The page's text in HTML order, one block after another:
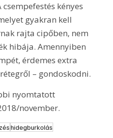
kényes
gyakran kell
rajta cipőben, nem
hibája. Amennyiben
érdemes extra
– gondoskodni.
nyomtatott
november.
hidegburkolás